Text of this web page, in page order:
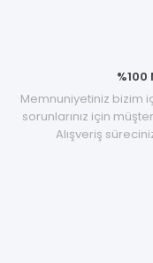
Memnuniyetiniz bizim
sorunlarınız için
Alışveriş